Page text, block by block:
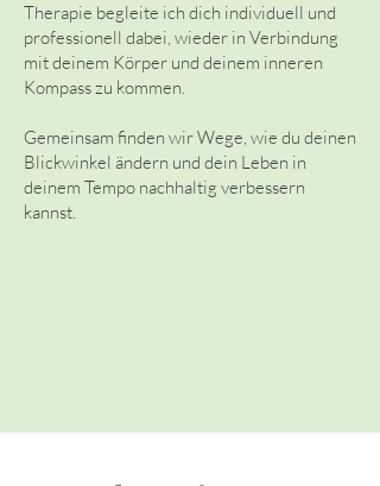
Therapie begleite ich dich individuell und
professionell dabei, wieder in Verbindung
mit deinem Körper und deinem inneren
Kompass zu kommen.
Gemeinsam finden wir Wege, wie du deinen
Blickwinkel ändern und dein Leben in
deinem Tempo nachhaltig verbessern
kannst.